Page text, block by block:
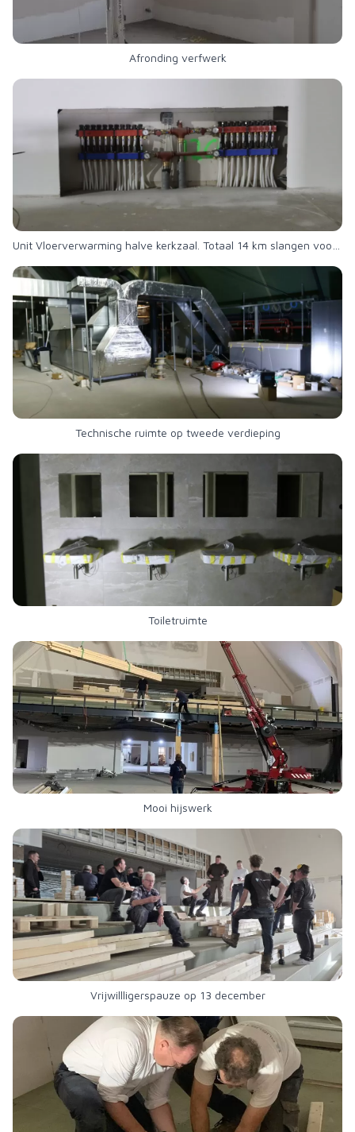
Afronding verfwerk
Technische ruimte op tweede verdieping
Toiletruimte
Mooi hijswerk
Vrijwillligerspauze op 13 december